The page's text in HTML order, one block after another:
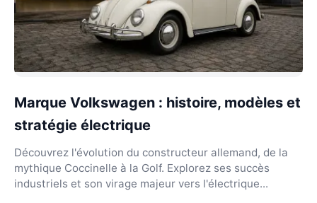
Marque Volkswagen : histoire, modèles et
stratégie électrique
Découvrez l'évolution du constructeur allemand, de la
mythique Coccinelle à la Golf. Explorez ses succès
industriels et son virage majeur vers l'électrique...